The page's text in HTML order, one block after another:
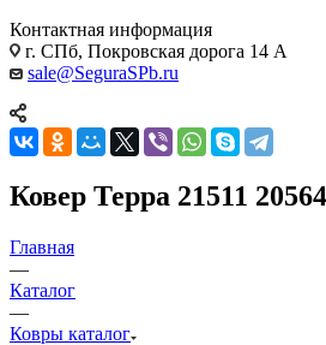
Контактная информация
г. СПб, Покровская дорога 14 А
sale@SeguraSPb.ru
Ковер Терра 21511 20564
Главная
—
Каталог
—
Ковры каталог